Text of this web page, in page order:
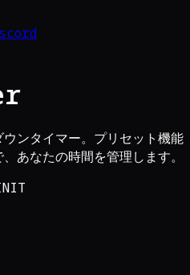
ンタイマー。プリセット機能
あなたの時間を管理します。